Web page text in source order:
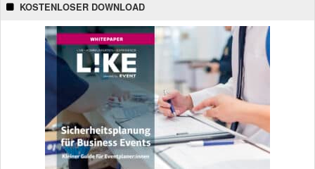
KOSTENLOSER DOWNLOAD